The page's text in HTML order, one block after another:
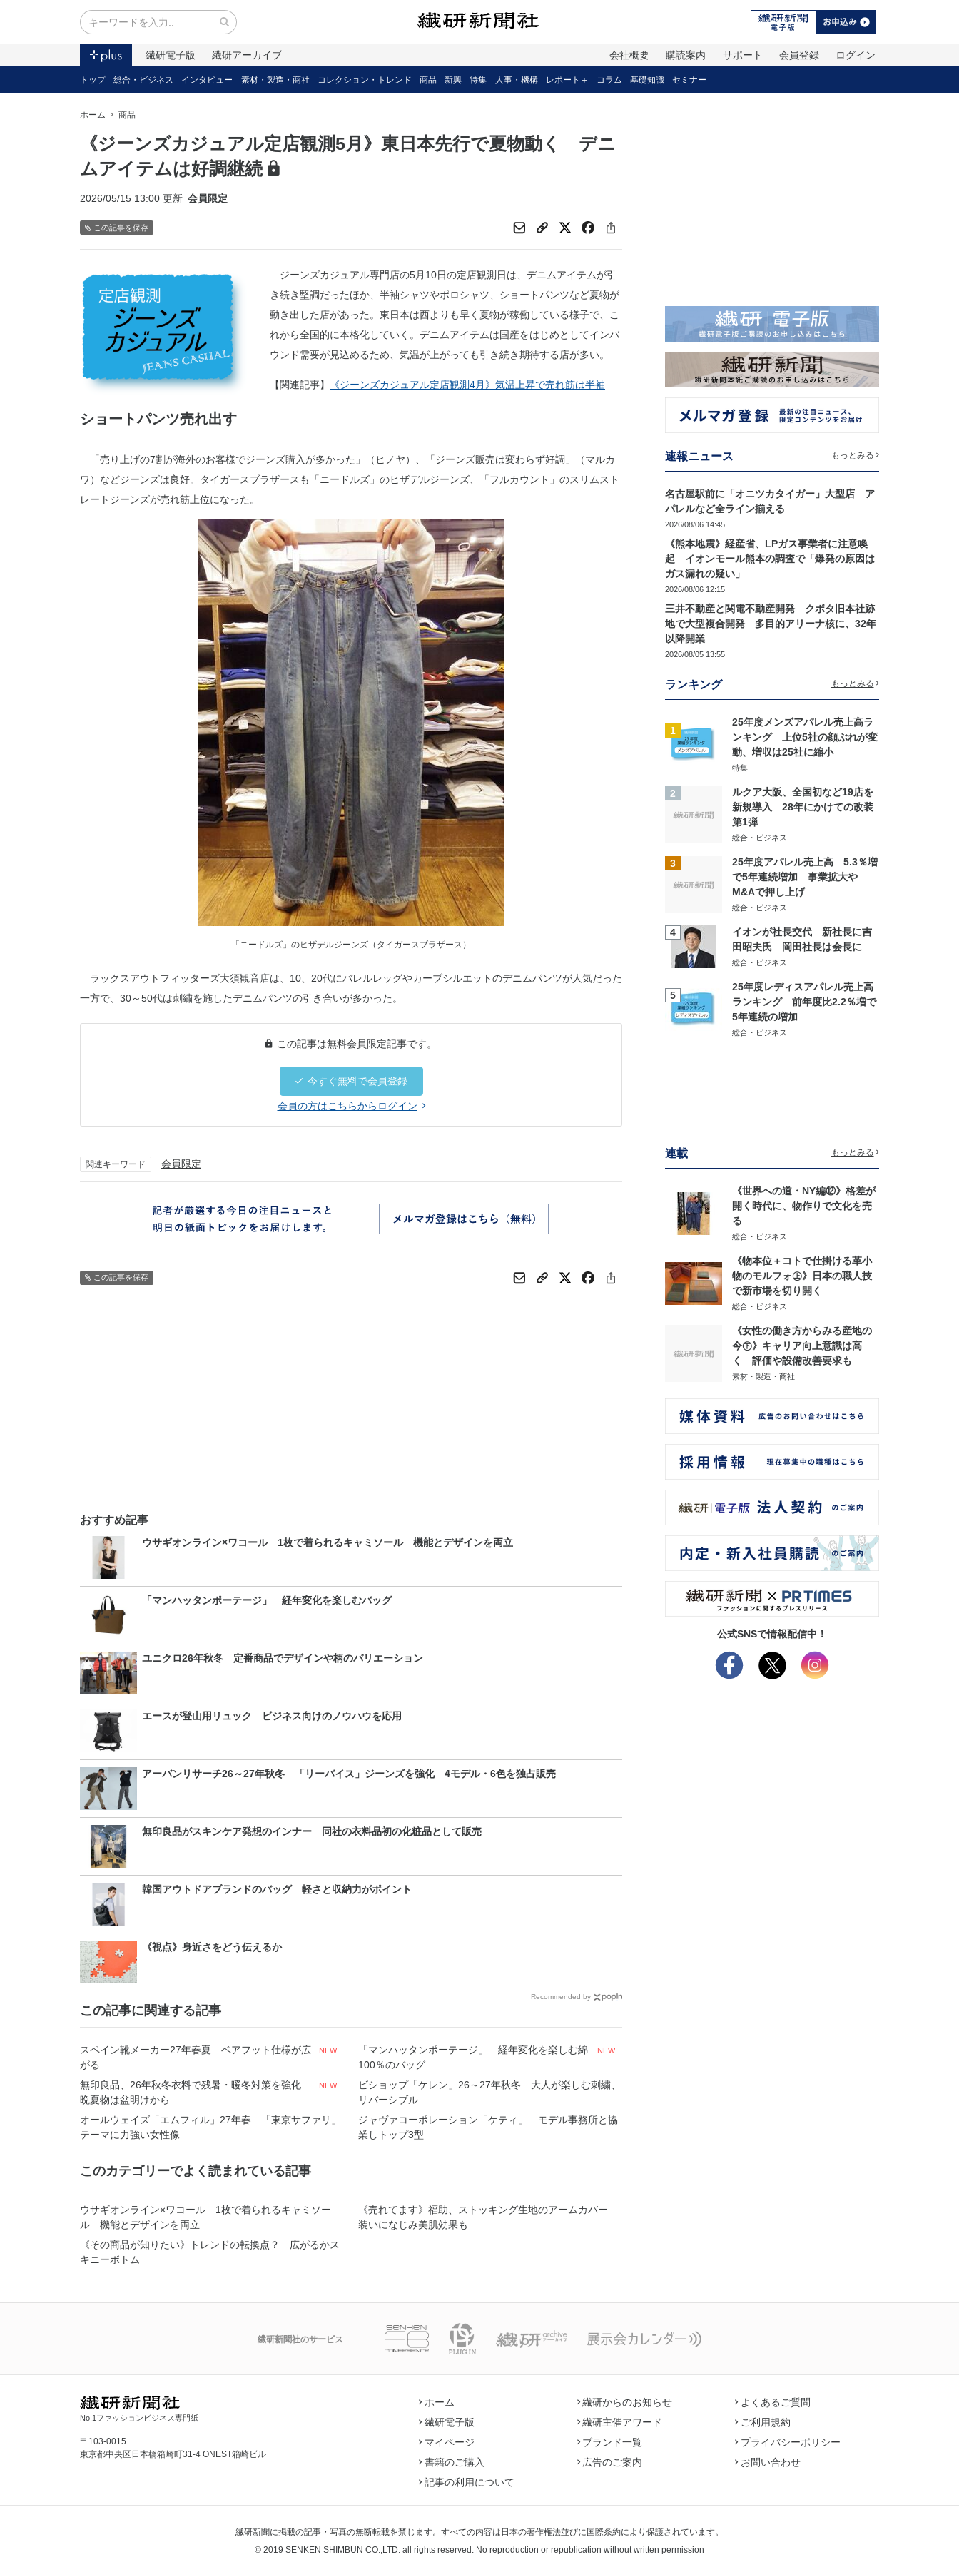
繊研電子版 繊研アーカイブ ログイン
会員登録
サポート
購読案内
会社概要
トップ 総合・ビジネス インタビュー 素材・製造・商社 コレクション・トレンド 商品 新興 特集 人事・機構 レポート＋ コラム 基礎知識 セミナー
ホーム 商品
《ジーンズカジュアル定店観測5月》東日本先行で夏物動く デニ
ムアイテムは好調継続
2026/05/15 13:00 更新 会員限定
この記事を保存
ジーンズカジュアル専門店の5月10日の定店観測日は、デニムアイテムが引
き続き堅調だったほか、半袖シャツやポロシャツ、ショートパンツなど夏物が
動き出した店があった。東日本は西よりも早く夏物が稼働している様子で、こ
れから全国的に本格化していく。デニムアイテムは国産をはじめとしてインバ
ウンド需要が見込めるため、気温が上がっても引き続き期待する店が多い。
【関連記事】 《ジーンズカジュアル定店観測4月》気温上昇で売れ筋は半袖
ショートパンツ売れ出す
「売り上げの7割が海外のお客様でジーンズ購入が多かった」（ヒノヤ）、「ジーンズ販売は変わらず好調」（マルカ
ワ）などジーンズは良好。タイガースブラザースも「ニードルズ」のヒザデルジーンズ、「フルカウント」のスリムスト
レートジーンズが売れ筋上位になった。
「ニードルズ」のヒザデルジーンズ（タイガースブラザース）
ラックスアウトフィッターズ大須観音店は、10、20代にバレルレッグやカーブシルエットのデニムパンツが人気だった
一方で、30～50代は刺繍を施したデニムパンツの引き合いが多かった。
この記事は無料会員限定記事です。
今すぐ無料で会員登録
会員の方はこちらからログイン
関連キーワード 会員限定
この記事を保存
おすすめ記事
ウサギオンライン×ワコール 1枚で着られるキャミソール 機能とデザインを両立
「マンハッタンポーテージ」 経年変化を楽しむバッグ
ユニクロ26年秋冬 定番商品でデザインや柄のバリエーション
エースが登山用リュック ビジネス向けのノウハウを応用
アーバンリサーチ26～27年秋冬 「リーバイス」ジーンズを強化 4モデル・6色を独占販売
無印良品がスキンケア発想のインナー 同社の衣料品初の化粧品として販売
韓国アウトドアブランドのバッグ 軽さと収納力がポイント
《視点》身近さをどう伝えるか
Recommended by
この記事に関連する記事
スペイン靴メーカー27年春夏 ベアフット仕様が広
がる
NEW!
「マンハッタンポーテージ」 経年変化を楽しむ綿
100％のバッグ
NEW!
無印良品、26年秋冬衣料で残暑・暖冬対策を強化
晩夏物は盆明けから
NEW!
ビショップ「ケレン」26～27年秋冬 大人が楽しむ刺繍、
リバーシブル
オールウェイズ「エムフィル」27年春 「東京サファリ」
テーマに力強い女性像
ジャヴァコーポレーション「ケティ」 モデル事務所と協
業しトップ3型
このカテゴリーでよく読まれている記事
ウサギオンライン×ワコール 1枚で着られるキャミソー
ル 機能とデザインを両立
《売れてます》福助、ストッキング生地のアームカバー
装いになじみ美肌効果も
《その商品が知りたい》トレンドの転換点？ 広がるかス
キニーボトム
速報ニュース もっとみる
名古屋駅前に「オニツカタイガー」大型店 ア
パレルなど全ライン揃える
2026/08/06 14:45
《熊本地震》経産省、LPガス事業者に注意喚
起 イオンモール熊本の調査で「爆発の原因は
ガス漏れの疑い」
2026/08/06 12:15
三井不動産と関電不動産開発 クボタ旧本社跡
地で大型複合開発 多目的アリーナ核に、32年
以降開業
2026/08/05 13:55
ランキング もっとみる
1
25年度メンズアパレル売上高ラ
ンキング 上位5社の顔ぶれが変
動、増収は25社に縮小
特集
2
ルクア大阪、全国初など19店を
新規導入 28年にかけての改装
第1弾
総合・ビジネス
3
25年度アパレル売上高 5.3％増
で5年連続増加 事業拡大や
M&Aで押し上げ
総合・ビジネス
4
イオンが社長交代 新社長に吉
田昭夫氏 岡田社長は会長に
総合・ビジネス
5
25年度レディスアパレル売上高
ランキング 前年度比2.2％増で
5年連続の増加
総合・ビジネス
連載 もっとみる
《世界への道・NY編⑫》格差が
開く時代に、物作りで文化を売
る
総合・ビジネス
《物本位＋コトで仕掛ける革小
物のモルフォ㊤》日本の職人技
で新市場を切り開く
総合・ビジネス
《女性の働き方からみる産地の
今㊦》キャリア向上意識は高
く 評価や設備改善要求も
素材・製造・商社
公式SNSで情報配信中！
繊研新聞社のサービス
No.1ファッションビジネス専門紙
〒103-0015
東京都中央区日本橋箱崎町31-4 ONEST箱崎ビル
ホーム
繊研電子版
マイページ
書籍のご購入
記事の利用について
繊研からのお知らせ
繊研主催アワード
ブランド一覧
広告のご案内
よくあるご質問
ご利用規約
プライバシーポリシー
お問い合わせ
繊研新聞に掲載の記事・写真の無断転載を禁じます。すべての内容は日本の著作権法並びに国際条約により保護されています。
© 2019 SENKEN SHIMBUN CO.,LTD. all rights reserved. No reproduction or republication without written permission